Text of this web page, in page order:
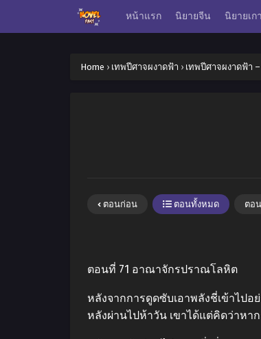
หน้าแรก นิยายจีน นิยายเก
Home › เทพปีศาจผงาดฟ้า › เทพปีศาจผงาดฟ้า
ตอนก่อน ตอนทั้งหมด ตอ
ตอนที่ 71 อาณาจักรปราณโลหิต
หลังจากการดูดซับเอาพลังชี่เข้าไป
หลังผ่านไปห้าวัน เขาได้แต่คิดว่าหา